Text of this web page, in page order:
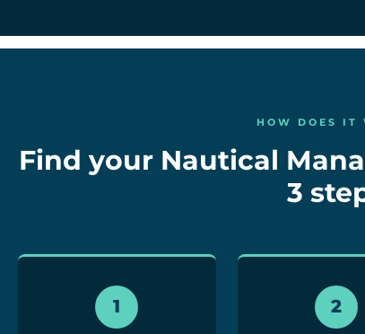
HOW DOES IT
Find your Nautical
3
1 2